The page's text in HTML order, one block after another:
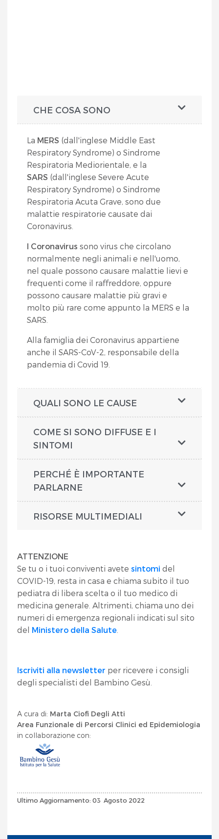
CHE COSA SONO
La MERS (dall'inglese Middle East
Respiratory Syndrome) o Sindrome
Respiratoria Mediorientale, e la
SARS (dall'inglese Severe Acute
Respiratory Syndrome) o Sindrome
Respiratoria Acuta Grave, sono due
malattie respiratorie causate dai
Coronavirus.
I Coronavirus sono virus che circolano
normalmente negli animali e nell'uomo,
nel quale possono causare malattie lievi e
frequenti come il raffreddore, oppure
possono causare malattie più gravi e
molto più rare come appunto la MERS e la
SARS.
Alla famiglia dei Coronavirus appartiene
anche il SARS-CoV-2, responsabile della
pandemia di Covid 19.
QUALI SONO LE CAUSE
COME SI SONO DIFFUSE E I
SINTOMI
PERCHÉ È IMPORTANTE
PARLARNE
RISORSE MULTIMEDIALI
ATTENZIONE
Se tu o i tuoi conviventi avete sintomi del
COVID-19, resta in casa e chiama subito il tuo
pediatra di libera scelta o il tuo medico di
medicina generale. Altrimenti, chiama uno dei
numeri di emergenza regionali indicati sul sito
del Ministero della Salute
Iscriviti alla newsletter per ricevere i consigli
degli specialisti del Bambino Gesù.
A cura di: Marta Ciofi Degli Atti
Area Funzionale di Percorsi Clinici ed Epidemiologia
in collaborazione con:
Ultimo Aggiornamento: 03 Agosto 2022